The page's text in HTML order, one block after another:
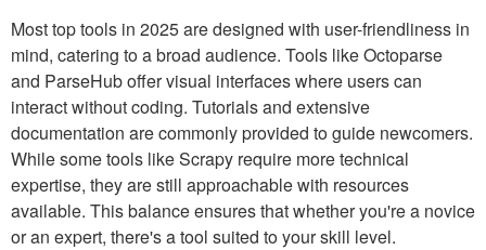
Most top tools in 2025 are designed with user-friendliness in
mind, catering to a broad audience. Tools like Octoparse
and ParseHub offer visual interfaces where users can
interact without coding. Tutorials and extensive
documentation are commonly provided to guide newcomers.
While some tools like Scrapy require more technical
expertise, they are still approachable with resources
available. This balance ensures that whether you're a novice
or an expert, there's a tool suited to your skill level.